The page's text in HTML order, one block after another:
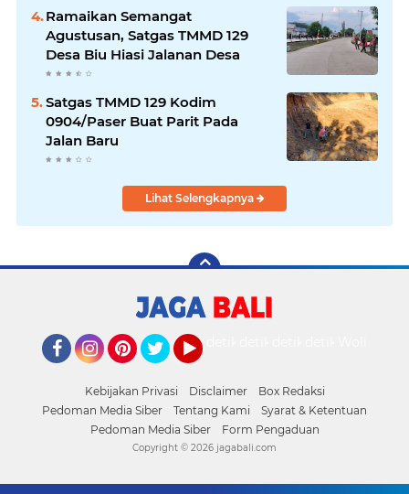
Ramaikan Semangat
Agustusan, Satgas TMMD 129
Desa Biu Hiasi Jalanan Desa
Satgas TMMD 129 Kodim
0904/Paser Buat Parit Pada
Jalan Baru
Lihat Selengkapnya
Kebijakan Privasi Disclaimer
Box Redaksi
Pedoman Media Siber
Tentang Kami
Syarat & Ketentuan
Pedoman Media Siber
Form Pengaduan
Copyright © 2026 jagabali.com